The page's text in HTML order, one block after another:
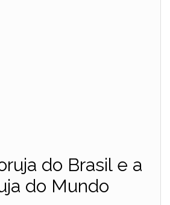
do Brasil e a
do Mundo